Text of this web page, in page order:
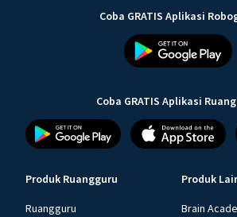
Coba GRATIS Aplikasi
Coba GRATIS Aplikasi
Produk Ruangguru
Ruangguru
Produk
Brain